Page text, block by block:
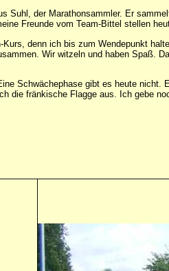
der Marathonsammler. Er
Freunde vom Team-Bittel stellen
denn ich bis zum Wendepunkt
Wir witzeln und haben Spaß.
Schwächephase gibt es heute
fränkische Flagge aus. Ich gebe